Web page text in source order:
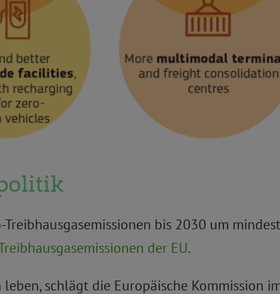
bis 2030 um
der EU.
schlägt die Europäische Kommission